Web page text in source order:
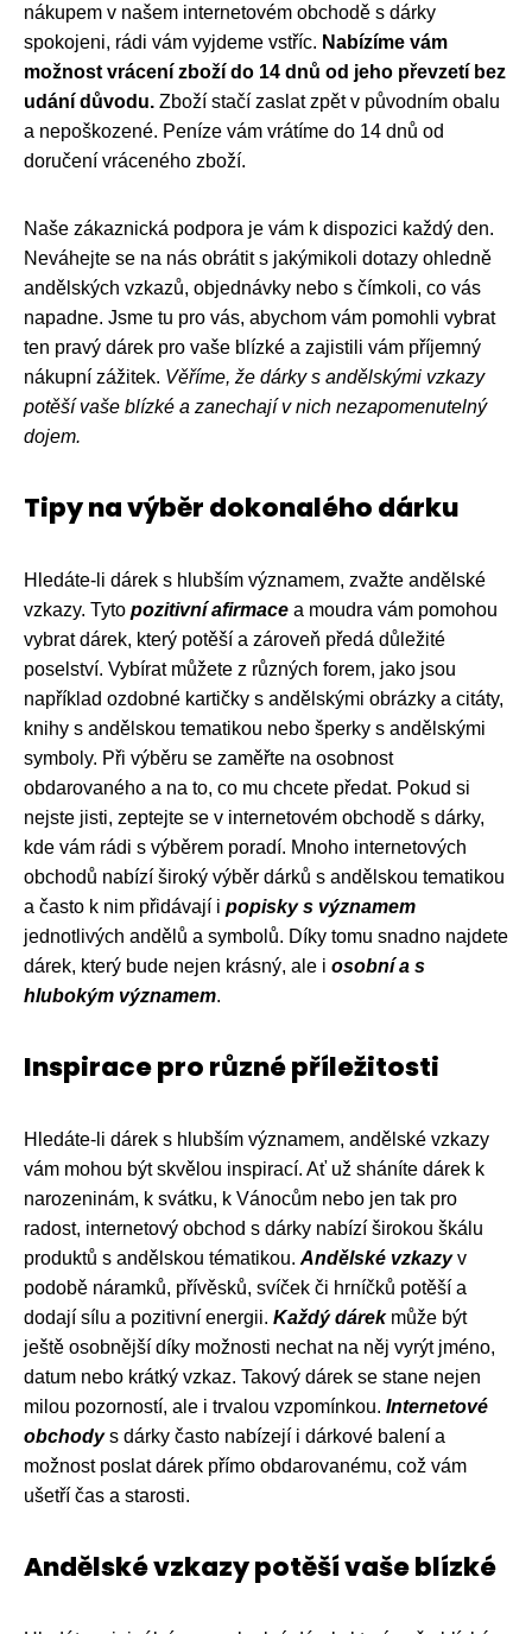
nákupem v našem internetovém obchodě s dárky
spokojeni, rádi vám vyjdeme vstříc. Nabízíme vám
možnost vrácení zboží do 14 dnů od jeho převzetí bez
udání důvodu. Zboží stačí zaslat zpět v původním obalu
a nepoškozené. Peníze vám vrátíme do 14 dnů od
doručení vráceného zboží.
Naše zákaznická podpora je vám k dispozici každý den.
Neváhejte se na nás obrátit s jakýmikoli dotazy ohledně
andělských vzkazů, objednávky nebo s čímkoli, co vás
napadne. Jsme tu pro vás, abychom vám pomohli vybrat
ten pravý dárek pro vaše blízké a zajistili vám příjemný
nákupní zážitek. Věříme, že dárky s andělskými vzkazy
potěší vaše blízké a zanechají v nich nezapomenutelný
dojem.
Tipy na výběr dokonalého dárku
Hledáte-li dárek s hlubším významem, zvažte andělské
vzkazy. Tyto pozitivní afirmace a moudra vám pomohou
vybrat dárek, který potěší a zároveň předá důležité
poselství. Vybírat můžete z různých forem, jako jsou
například ozdobné kartičky s andělskými obrázky a citáty,
knihy s andělskou tematikou nebo šperky s andělskými
symboly. Při výběru se zaměřte na osobnost
obdarovaného a na to, co mu chcete předat. Pokud si
nejste jisti, zeptejte se v internetovém obchodě s dárky,
kde vám rádi s výběrem poradí. Mnoho internetových
obchodů nabízí široký výběr dárků s andělskou tematikou
a často k nim přidávají i popisky s významem
jednotlivých andělů a symbolů. Díky tomu snadno najdete
dárek, který bude nejen krásný, ale i osobní a s
hlubokým významem.
Inspirace pro různé příležitosti
Hledáte-li dárek s hlubším významem, andělské vzkazy
vám mohou být skvělou inspirací. Ať už sháníte dárek k
narozeninám, k svátku, k Vánocům nebo jen tak pro
radost, internetový obchod s dárky nabízí širokou škálu
produktů s andělskou tématikou. Andělské vzkazyv
podobě náramků, přívěsků, svíček či hrníčků potěší a
dodají sílu a pozitivní energii. Každý dárekmůže být
ještě osobnější díky možnosti nechat na něj vyrýt jméno,
datum nebo krátký vzkaz. Takový dárek se stane nejen
milou pozorností, ale i trvalou vzpomínkou. Internetové
obchodys dárky často nabízejí i dárkové balení a
možnost poslat dárek přímo obdarovanému, což vám
ušetří čas a starosti.
Andělské vzkazy potěší vaše blízké